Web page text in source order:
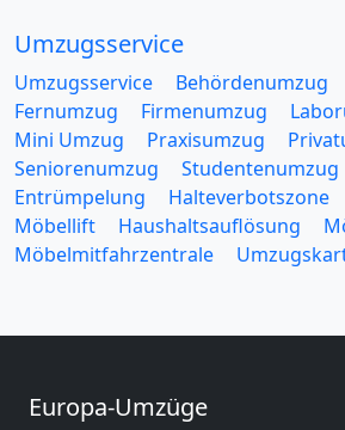
Umzugsservice
Umzugsservice Behördenumzug
Fernumzug
Firmenumzug
Mini Umzug
Praxisumzug
Seniorenumzug
Studentenumzug
Entrümpelung
Halteverbotszone
Möbellift
Haushaltsauflösung
Möbelmitfahrzentrale
Europa-Umzüge